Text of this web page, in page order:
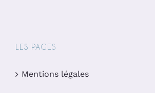
LES PAGES
Mentions légales